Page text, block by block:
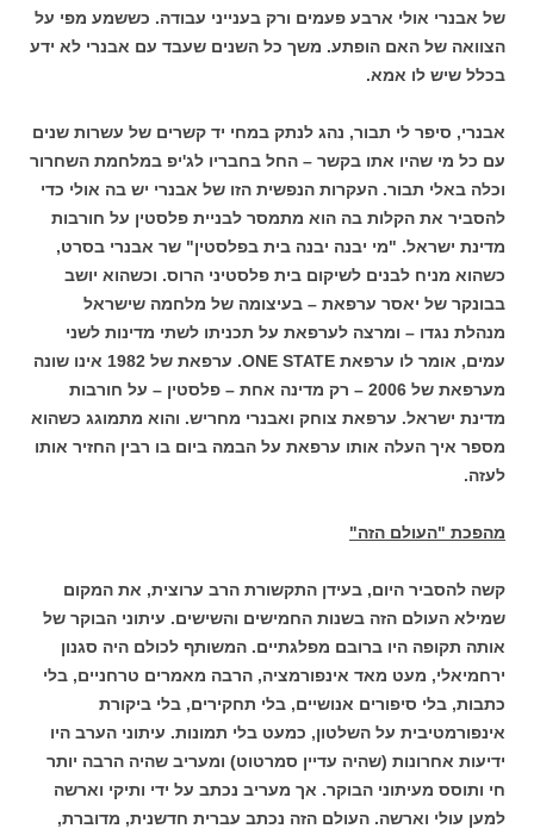
של אבנרי אולי ארבע פעמים ורק בענייני עבודה. כששמע מפי על
הצוואה של האם הופתע. משך כל השנים שעבד עם אבנרי לא ידע
בכלל שיש לו אמא.
אבנרי, סיפר לי תבור, נהג לנתק במחי יד קשרים של עשרות שנים
עם כל מי שהיו אתו בקשר – החל בחבריו לג'יפ במלחמת השחרור
וכלה באלי תבור. העקרות הנפשית הזו של אבנרי יש בה אולי כדי
להסביר את הקלות בה הוא מתמסר לבניית פלסטין על חורבות
מדינת ישראל. "מי יבנה יבנה בית בפלסטין" שר אבנרי בסרט,
כשהוא מניח לבנים לשיקום בית פלסטיני הרוס. וכשהוא יושב
בבונקר של יאסר ערפאת – בעיצומה של מלחמה שישראל
מנהלת נגדו – ומרצה לערפאת על תכניתו לשתי מדינות לשני
עמים, אומר לו ערפאת ONE STATE. ערפאת של 1982 אינו שונה
מערפאת של 2006 – רק מדינה אחת – פלסטין – על חורבות
מדינת ישראל. ערפאת צוחק ואבנרי מחריש. והוא מתמוגג כשהוא
מספר איך העלה אותו ערפאת על הבמה ביום בו רבין החזיר אותו
לעזה.
מהפכת "העולם הזה"
קשה להסביר היום, בעידן התקשורת הרב ערוצית, את המקום
שמילא העולם הזה בשנות החמישים והשישים. עיתוני הבוקר של
אותה תקופה היו ברובם מפלגתיים. המשותף לכולם היה סגנון
ירחמיאלי, מעט מאד אינפורמציה, הרבה מאמרים טרחניים, בלי
כתבות, בלי סיפורים אנושיים, בלי תחקירים, בלי ביקורת
אינפורמטיבית על השלטון, כמעט בלי תמונות. עיתוני הערב היו
ידיעות אחרונות (שהיה עדיין סמרטוט) ומעריב שהיה הרבה יותר
חי ותוסס מעיתוני הבוקר. אך מעריב נכתב על ידי ותיקי וארשה
למען עולי וארשה. העולם הזה נכתב עברית חדשנית, מדוברת,